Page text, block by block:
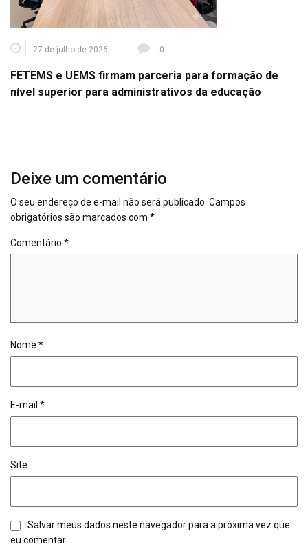
27 de julho de 2026 0
FETEMS e UEMS firmam parceria para formação de
nível superior para administrativos da educação
Deixe um comentário
O seu endereço de e-mail não será publicado. Campos
obrigatórios são marcados com *
Comentário *
Nome *
E-mail *
Site
Salvar meus dados neste navegador para a próxima vez que
eu comentar.